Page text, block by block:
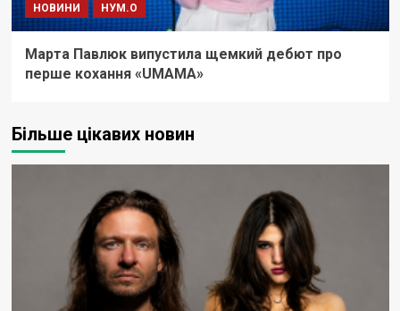
НОВИНИ НУМ.О
Марта Павлюк випустила щемкий дебют про
перше кохання «UМАМА»
Більше цікавих новин